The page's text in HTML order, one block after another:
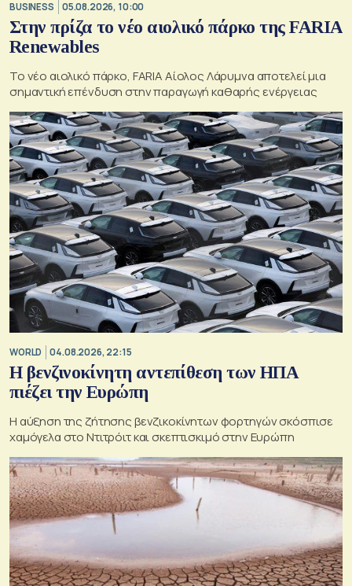
BUSINESS 05.08.2026, 10:00
Στην πρίζα το νέο αιολικό πάρκο της FARIA
Renewables
Το νέο αιολικό πάρκο, FARIA Αίολος Λάρυμνα αποτελεί μια
σημαντική επένδυση στην παραγωγή καθαρής ενέργειας
WORLD 04.08.2026, 22:15
Η βενζινοκίνητη αντεπίθεση των ΗΠΑ
πιέζει την Ευρώπη
Η αύξηση της ζήτησης βενζικοκίνητων φορτηγών σκόσπισε
χαμόγελα στο Ντιτρόιτ και σκεπτισκιμό στην Ευρώπη